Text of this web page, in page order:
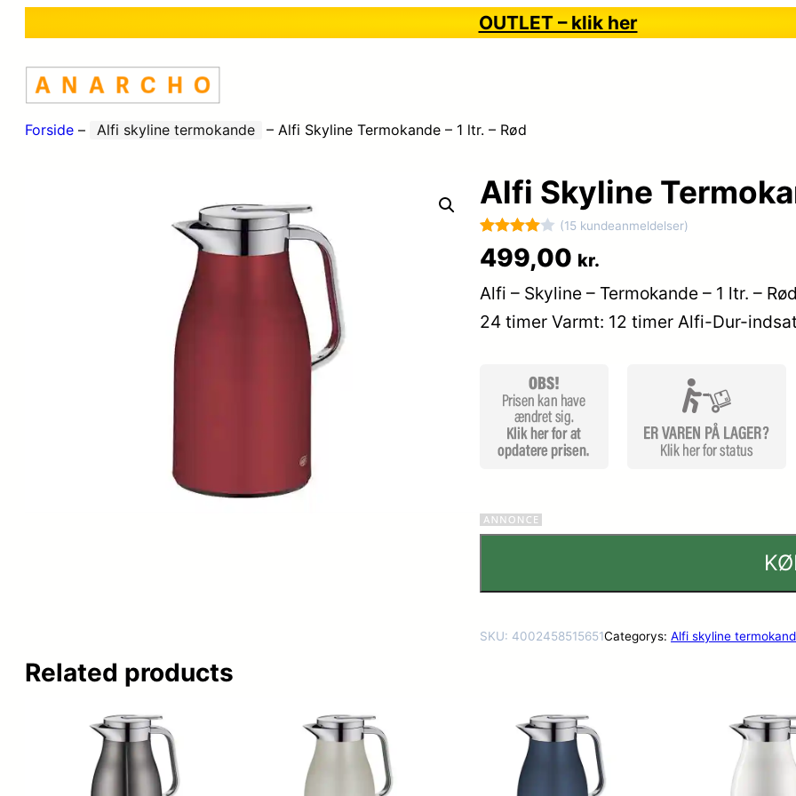
OUTLET – klik her
Forside – Alfi skyline termokande – Alfi Skyline Termokande – 1 ltr. – Rød
Alfi Skyline
Bedømt
som4
ud af 5
baseret
15
ømmelse
(15 kundeanmeldelser)
499,00 kr.
Alfi – Skyline – Termokande – 1 ltr. –
24 timer Varmt: 12 timer Alfi-Dur-
SKU: 4002458515651Categorys: Alfi skyline
Related products